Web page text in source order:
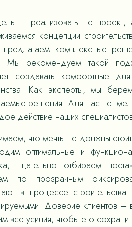
– реализовать не
концепции
комплексные
Мы рекомендуем такой
создавать комфортные
Как эксперты, мы
решения. Для нас нет
действие наших
что мечты не должны
оптимальные и
тщательно отбираем
по прозрачным
в процессе
Доверие клиентов –
все усилия, чтобы его